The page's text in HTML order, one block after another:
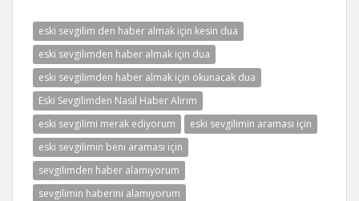
eski sevgilim den haber almak için kesin dua
eski sevgilimden haber almak için dua
eski sevgilimden haber almak için okunacak dua
Eski Sevgilimden Nasıl Haber Alırım
eski sevgilimi merak ediyorum
eski sevgilimin araması için
eski sevgilimin beni araması için
sevgilimden haber alamıyorum
sevgilimin haberini alamıyorum